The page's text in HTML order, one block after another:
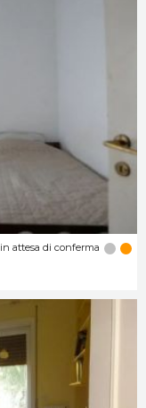
in attesa di conferma